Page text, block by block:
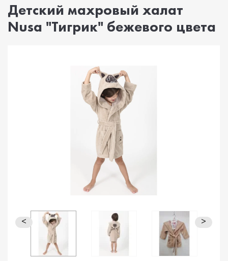
Детский махровый халат
Nusa "Тигрик" бежевого цвета
< >